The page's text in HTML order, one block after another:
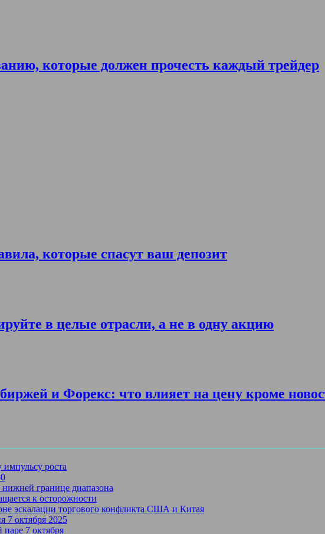
которые должен прочесть каждый трейдер
которые спасут ваш депозит
в целые отрасли, а не в одну акцию
и Форекс: что влияет на цену кроме
роста
границе диапазона
к осторожности
эскалации торгового конфликта США и Китая
7 октября 2025
7 октября